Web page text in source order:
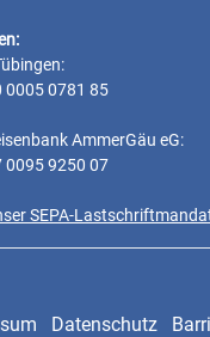
0005 0781 85
AmmerGäu eG:
0095 9250 07
SEPA-
Datenschutz